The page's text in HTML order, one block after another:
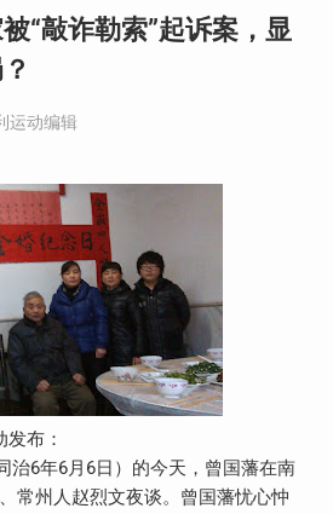
“敲诈勒索”起诉案，显
运动编辑
发布：
治6年6月6日）的今天，曾国藩在南
常州人赵烈文夜谈。曾国藩忧心忡